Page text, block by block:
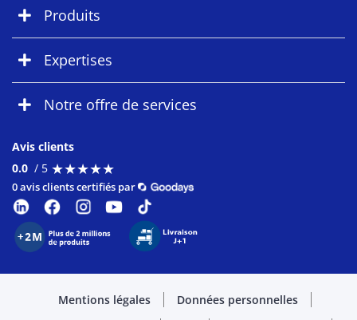
Produits
Expertises
Notre offre de services
Avis clients
0.0 / 5 ★★★★★
★★★★★
0 avis clients certifiés par
Mentions légales
Données personnelles